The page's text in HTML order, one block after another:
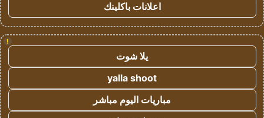
اعلانات باكلينك
!
يلا شوت
yalla shoot
مباريات اليوم مباشر